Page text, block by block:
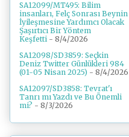
SA12099/MT495: Bilim
insanları, Felç Sonrası Beynin
İyileşmesine Yardımcı Olacak
Şaşırtıcı Bir Yöntem
Keşfetti - 8/4/2026
SA12098/SD3859: Seçkin
Deniz Twitter Günlükleri 984
(01-05 Nisan 2025) - 8/4/2026
SA12097/SD3858: Tevrat'ı
Tanrı mı Yazdı ve Bu Önemli
mi? - 8/3/2026